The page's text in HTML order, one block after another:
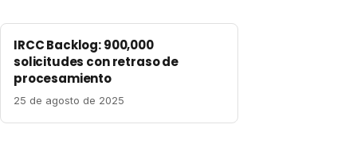
IRCC Backlog: 900,000
solicitudes con retraso de
procesamiento
25 de agosto de 2025